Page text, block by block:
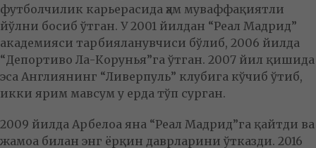
футболчилик карьерасида ҳам муваффақиятли
йўлни босиб ўтган. У 2001 йилдан “Реал Мадрид”
академияси тарбияланувчиси бўлиб, 2006 йилда
“Депортиво Ла-Корунья”га ўтган. 2007 йил қишида
эса Англиянинг “Ливерпуль” клубига кўчиб ўтиб,
икки ярим мавсум у ерда тўп сурган.
2009 йилда Арбелоа яна “Реал Мадрид”га қайтди ва
жамоа билан энг ёрқин даврларини ўтказди. 2016